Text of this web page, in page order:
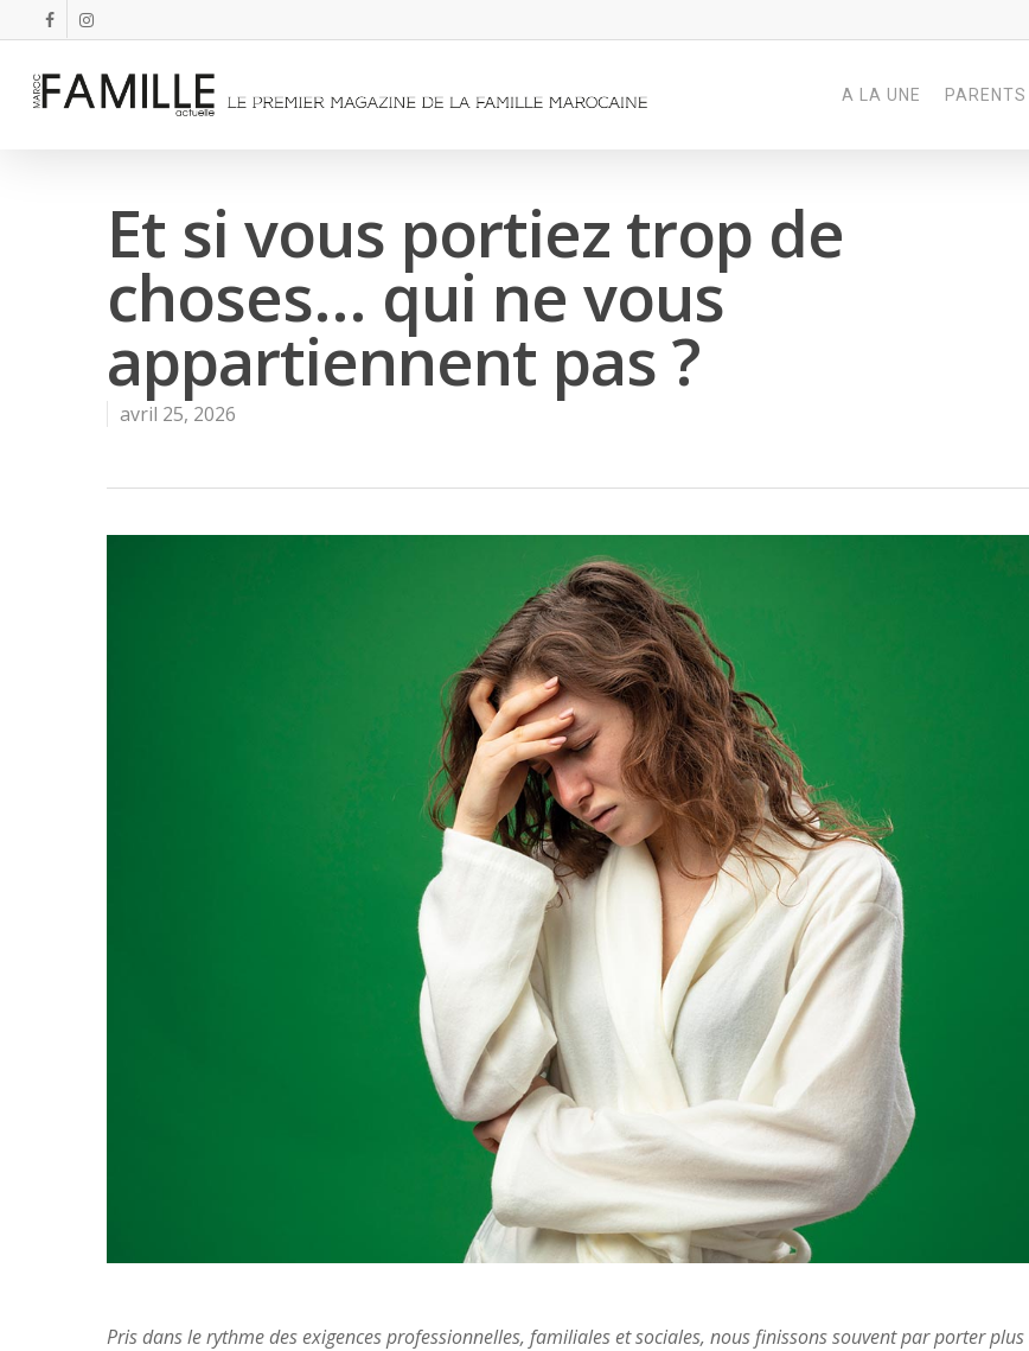
A LA UNE PARENTS
Et si vous portiez trop de
choses… qui ne vous
appartiennent pas ?
avril 25, 2026
Pris dans le rythme des exigences professionnelles, familiales et sociales, nous finissons souvent par porter plus